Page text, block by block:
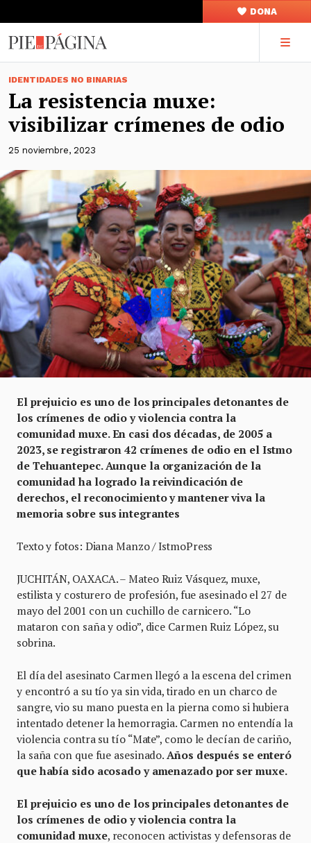
DONA
IDENTIDADES NO BINARIAS
La resistencia muxe:
visibilizar crímenes de odio
25 noviembre, 2023
El prejuicio es uno de los principales detonantes de
los crímenes de odio y violencia contra la
comunidad muxe. En casi dos décadas, de 2005 a
2023, se registraron 42 crímenes de odio en el Istmo
de Tehuantepec. Aunque la organización de la
comunidad ha logrado la reivindicación de
derechos, el reconocimiento y mantener viva la
memoria sobre sus integrantes
Texto y fotos: Diana Manzo / IstmoPress
JUCHITÁN, OAXACA. – Mateo Ruiz Vásquez, muxe,
estilista y costurero de profesión, fue asesinado el 27 de
mayo del 2001 con un cuchillo de carnicero. “Lo
mataron con saña y odio”, dice Carmen Ruiz López, su
sobrina.
El día del asesinato Carmen llegó a la escena del crimen
y encontró a su tío ya sin vida, tirado en un charco de
sangre, vio su mano puesta en la pierna como si hubiera
intentado detener la hemorragia. Carmen no entendía la
violencia contra su tío “Mate”, como le decían de cariño,
la saña con que fue asesinado. Años después se enteró
que había sido acosado y amenazado por ser muxe.
El prejuicio es uno de los principales detonantes de
los crímenes de odio y violencia contra la
comunidad muxe, reconocen activistas y defensoras de